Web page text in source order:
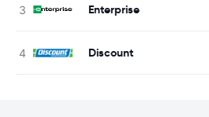
Enterprise
Discount